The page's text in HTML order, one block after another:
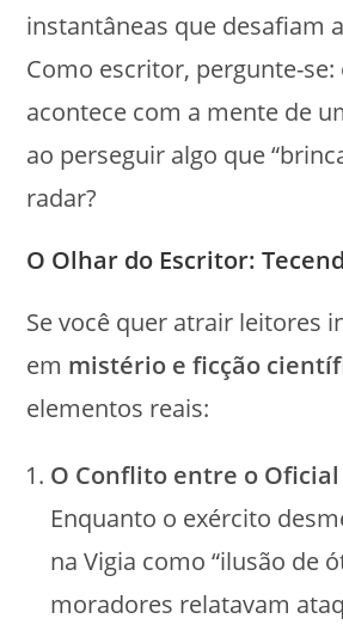
instantâneas que desafiam
Como escritor, pergunte-se:
acontece com a mente de
ao perseguir algo que
radar?
O Olhar do Escritor:
Se você quer atrair leitores
em mistério e ficção
elementos reais:
O Conflito entre o Oficial
Enquanto o exército
na Vigia como “ilusão de
moradores relatavam